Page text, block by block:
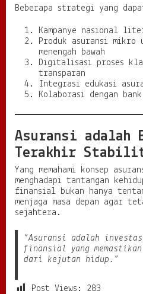
Beberapa strategi yang
Kampanye nasional
Produk asuransi mikro
menengah bawah
Digitalisasi proses
transparan
Integrasi edukasi
Kolaborasi dengan
Asuransi adalah
Terakhir
Yang memahami konsep
menghadapi tantangan
finansial bukan hanya
menjaga masa depan agar
sejahtera.
“Asuransi adalah
finansial yang
dari kejutan hidup.”
Post Views: 283